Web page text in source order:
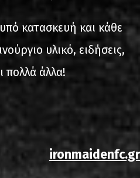
κατασκευή και κάθε
υλικό, ειδήσεις,
πολλά άλλα!
ironmaidenfc.gr